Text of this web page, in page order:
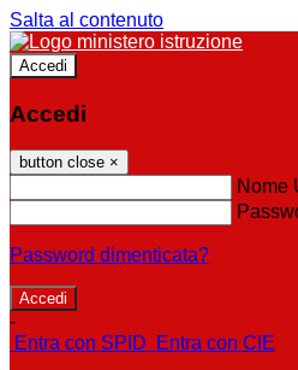
Salta al contenuto
Accedi
Accedi
button close ×
Nome
Password dimenticata?
-
Entra con SPID
Entra con CIE